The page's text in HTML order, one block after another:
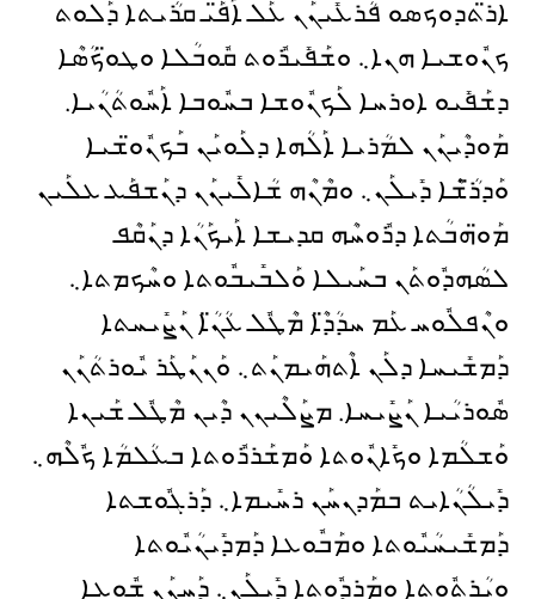
ܐܪ̈ܬܕܘܟܣܘ ܦܳܪܥܺܝܢܰܢ ܥܰܠ ܐܰܦ̈ܰܝ ܩܪܳܝܬܐ ܕܰܠܘܬ
ܟܢܽܘܫܝܐ ܗܢܐ܆ ܘܫܰܦܺܝܪܽܘܬ ܩܽܘܒܳܠܐ ܘܛܘ̈ܟܳܣܶܐ
ܕܫܰܦܺܝܘ ܐܘܪܚܐ ܠܰܟܢܽܘܫܐ ܒܚܽܘܒܐ ܐܰܚܽܘܬܳܢܳܝܐ.
ܡܰܘܕܶܝܢܰܢ ܠܡܳܪܝܐ ܐܰܠܳܗܐ ܕܠܰܘܝܰܢ ܒܰܟܢܽܘ̈ܫܝܐ
ܘܰܕܪ̈ܳܫܶܐ ܕܺܝܠܰܢ܆ ܘܡܶܢܶܗ ܫܳܐܠܺܝܢܰܢ ܕܢܰܫܦܰܥ ܥܠܰܝܢ
ܡܰܘ̈ܗܒܳܬܐ ܕܪܽܘܚܶܗ ܩܕܝܫܐ ܐܰܝܟܰܢܳܐ ܕܢܰܩܶܦ
ܠܣܳܗܕܽܘܬܰܢ ܒܚܰܝܠܐ ܘܰܠܒܺܝܒܽܘܬܐ ܘܚܶܟܡܬܐ܆
ܘܢܶܦܠܽܘܚ ܥܰܡ ܚܕܳܕ̈ܶܐ ܡܶܛܽܠ ܥܳܢ̈ܳܐ ܢܰܨܺܝܚܬܐ
ܕܰܡܫܺܝܚܐ ܕܠܰܢ ܐܶܬܗܰܝܡܢܰܬ܆ ܘܰܢܢܰܛܰܪ ܝܽܘܪܬܳܢܰܢ
ܣܽܘܪܝܳܝܐ ܢܰܨܺܝܚܐ. ܡܨܰܠܶܝܢܢ ܕܶܝܢ ܡܶܛܽܠ ܫܰܝܢܐ
ܘܰܫܠܳܡܐ ܘܟܺܐܢܽܘܬܐ ܘܰܡܫܰܪܪܽܘܬܐ ܒܥܳܠܡܳܐ ܟܽܠܶܗ܆
ܕܺܝܠܳܢܳܐܝܬ ܒܡܰܕܢܚܰܢ ܪܚܺܝܡܐ܆ ܕܰܪܓܽܘܫܬܐ
ܕܰܡܫܺܝܚܳܝܽܘܬܐ ܘܡܰܒܽܘܥܐ ܕܰܡܕܺܝܢܳܝܽܘܬܐ